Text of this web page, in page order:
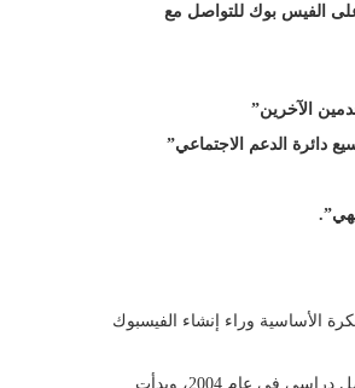
الفيس بوك للتواصل مع
الآخرين”
دائرة الدعم الاجتماعي”
الفكرة الأساسية وراء إنشاء الفيسبوك
وقد بدأ العمل على تطوير الموقع في غرفة نوم زوكربيرج في الحرم الجامعي، وتحديدًا في فصل دراسي في عام 2004، وبدأت